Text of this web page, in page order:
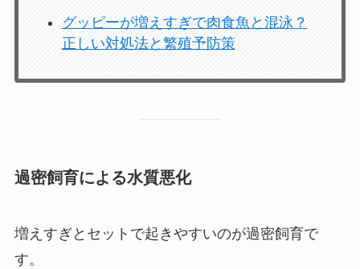
グッピーが増えすぎで肉食魚と混泳？
正しい対処法と繁殖予防策
過密飼育による水質悪化
増えすぎとセットで起きやすいのが過密飼育で
す。